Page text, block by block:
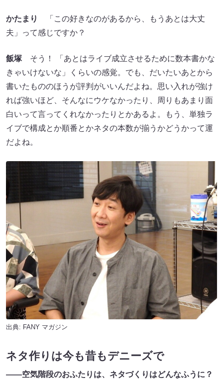
かたまり
「この好きなのがあるから、もうあとは大丈
夫」って感じですか？
飯塚 そう！ 「あとはライブ成立させるために数本書かな
きゃいけないな」くらいの感覚。でも、だいたいあとから
書いたもののほうが評判がいいんだよね。思い入れが強け
れば強いほど、そんなにウケなかったり、周りもあまり面
白いって言ってくれなかったりとかあるよ。もう、単独ラ
イブで構成とか順番とかネタの本数が揃うかどうかって運
だよね。
出典: FANY マガジン
ネタ作りは今も昔もデニーズで
——空気階段のおふたりは、ネタづくりはどんなふうに？